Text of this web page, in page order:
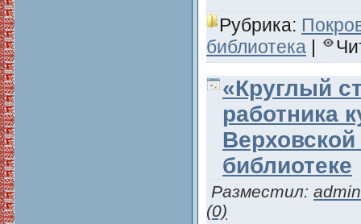
Рубрика:
библиотека |
«Круглый
работника
библиотеке
Разместил: admin
(0)